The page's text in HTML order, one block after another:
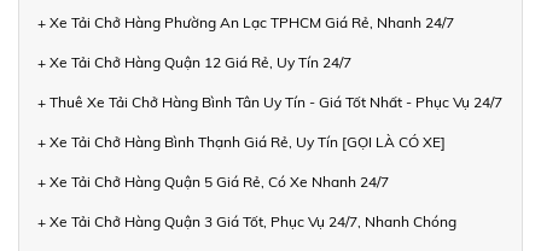
+ Xe Tải Chở Hàng Phường An Lạc TPHCM Giá Rẻ, Nhanh 24/7
+ Xe Tải Chở Hàng Quận 12 Giá Rẻ, Uy Tín 24/7
+ Thuê Xe Tải Chở Hàng Bình Tân Uy Tín - Giá Tốt Nhất - Phục Vụ 24/7
+ Xe Tải Chở Hàng Bình Thạnh Giá Rẻ, Uy Tín [GỌI LÀ CÓ XE]
+ Xe Tải Chở Hàng Quận 5 Giá Rẻ, Có Xe Nhanh 24/7
+ Xe Tải Chở Hàng Quận 3 Giá Tốt, Phục Vụ 24/7, Nhanh Chóng